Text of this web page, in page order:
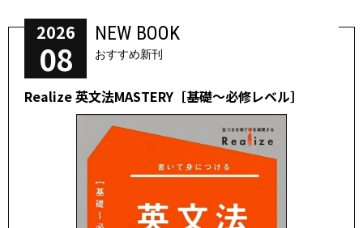
2026
08
NEW BOOK
おすすめ新刊
Realize 英文法MASTERY［基礎～必修レベル］